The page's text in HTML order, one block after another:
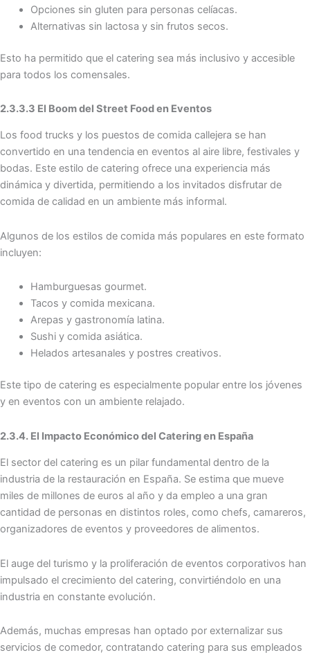
Opciones sin gluten para personas celíacas.
Alternativas sin lactosa y sin frutos secos.
Esto ha permitido que el catering sea más inclusivo y accesible
para todos los comensales.
2.3.3.3 El Boom del Street Food en Eventos
Los food trucks y los puestos de comida callejera se han
convertido en una tendencia en eventos al aire libre, festivales y
bodas. Este estilo de catering ofrece una experiencia más
dinámica y divertida, permitiendo a los invitados disfrutar de
comida de calidad en un ambiente más informal.
Algunos de los estilos de comida más populares en este formato
incluyen:
Hamburguesas gourmet.
Tacos y comida mexicana.
Arepas y gastronomía latina.
Sushi y comida asiática.
Helados artesanales y postres creativos.
Este tipo de catering es especialmente popular entre los jóvenes
y en eventos con un ambiente relajado.
2.3.4. El Impacto Económico del Catering en España
El sector del catering es un pilar fundamental dentro de la
industria de la restauración en España. Se estima que mueve
miles de millones de euros al año y da empleo a una gran
cantidad de personas en distintos roles, como chefs, camareros,
organizadores de eventos y proveedores de alimentos.
El auge del turismo y la proliferación de eventos corporativos han
impulsado el crecimiento del catering, convirtiéndolo en una
industria en constante evolución.
Además, muchas empresas han optado por externalizar sus
servicios de comedor, contratando catering para sus empleados